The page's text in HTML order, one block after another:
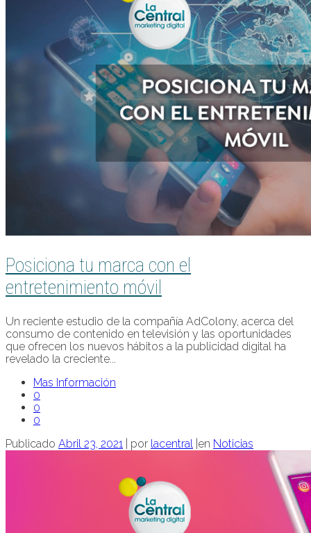
Posiciona tu marca con el
entretenimiento móvil
Un reciente estudio de la compañía AdColony, acerca del
consumo de contenido en televisión y las oportunidades
que ofrecen los nuevos hábitos a la publicidad digital ha
revelado la creciente...
Mas Información
0
0
0
Publicado Abril 23, 2021 por lacentral en Noticias